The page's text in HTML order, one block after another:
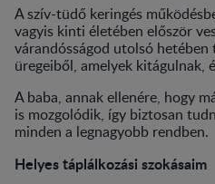
A szív-tüdő keringés
vagyis kinti életében először
várandósságod utolsó
üregeiből, amelyek kitágulnak,
A baba, annak ellenére, hogy
is mozgolódik, így biztosan
minden a legnagyobb rendben.
Helyes táplálkozási szokásaim